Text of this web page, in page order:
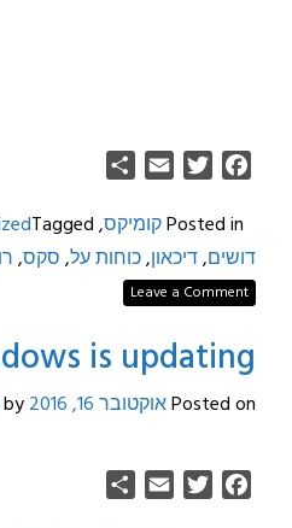
Facebook
Twitter
Email
Posted inקומיקס,
Tagged
דושים,דיכאון,כוחות על,סקס,
Leave a Comment
is updating
Posted onאוקטובר 16, 2016
Facebook
Twitter
Email